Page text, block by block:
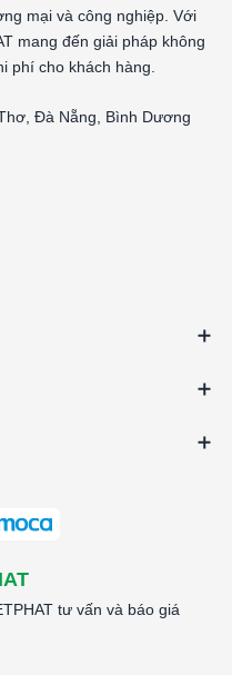
mại và công nghiệp. Với
mang đến giải pháp không
phí cho khách hàng.
Đà Nẵng, Bình Dương
tư vấn và báo giá